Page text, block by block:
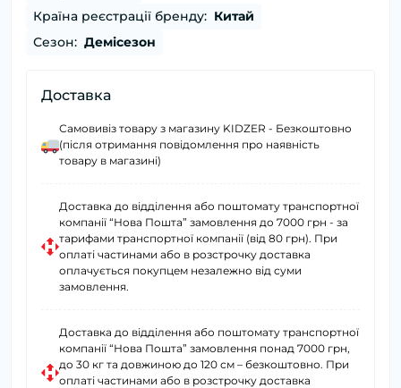
Країна реєстрації бренду: Китай
Сезон: Демісезон
Доставка
Самовивіз товару з магазину KIDZER - Безкоштовно
(після отримання повідомлення про наявність
товару в магазині)
Доставка до відділення або поштомату транспортної
компанії “Нова Пошта” замовлення до 7000 грн - за
тарифами транспортної компанії (від 80 грн). При
оплаті частинами або в розстрочку доставка
оплачується покупцем незалежно від суми
замовлення.
Доставка до відділення або поштомату транспортної
компанії “Нова Пошта” замовлення понад 7000 грн,
до 30 кг та довжиною до 120 см – безкоштовно. При
оплаті частинами або в розстрочку доставка